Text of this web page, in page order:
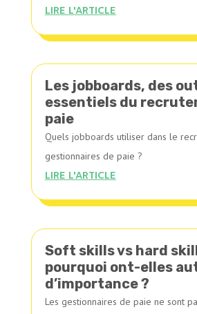
LIRE L'ARTICLE
Les jobboards, des
essentiels du
paie
Quels jobboards utiliser dans le
gestionnaires de paie ?
LIRE L'ARTICLE
Soft skills vs hard
pourquoi ont-elles
d’importance ?
Les gestionnaires de paie ne sont